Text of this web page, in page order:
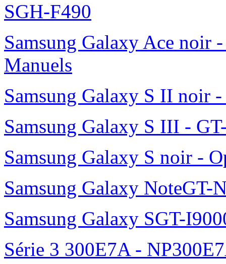
SGH-F490
Samsung Galaxy Ace noir
Manuels
Samsung Galaxy S II noir
Samsung Galaxy S III -
Samsung Galaxy S noir -
Samsung Galaxy NoteGT-
Samsung Galaxy SGT-
Série 3 300E7A -